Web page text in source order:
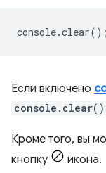
console.clear();
Если включено
console.clear()
Кроме того, вы
кнопку
икона.